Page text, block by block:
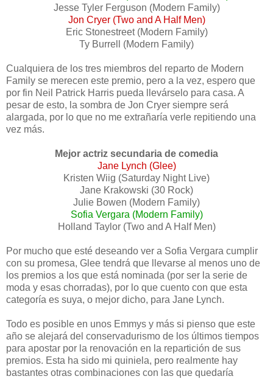
Jesse Tyler Ferguson (Modern Family)
Jon Cryer (Two and A Half Men)
Eric Stonestreet (Modern Family)
Ty Burrell (Modern Family)
Cualquiera de los tres miembros del reparto de Modern
Family se merecen este premio, pero a la vez, espero que
por fin Neil Patrick Harris pueda llevárselo para casa. A
pesar de esto, la sombra de Jon Cryer siempre será
alargada, por lo que no me extrañaría verle repitiendo una
vez más.
Mejor actriz secundaria de comedia
Jane Lynch (Glee)
Kristen Wiig (Saturday Night Live)
Jane Krakowski (30 Rock)
Julie Bowen (Modern Family)
Sofia Vergara (Modern Family)
Holland Taylor (Two and A Half Men)
Por mucho que esté deseando ver a Sofia Vergara cumplir
con su promesa, Glee tendrá que llevarse al menos uno de
los premios a los que está nominada (por ser la serie de
moda y esas chorradas), por lo que cuento con que esta
categoría es suya, o mejor dicho, para Jane Lynch.
Todo es posible en unos Emmys y más si pienso que este
año se alejará del conservadurismo de los últimos tiempos
para apostar por la renovación en la repartición de sus
premios. Esta ha sido mi quiniela, pero realmente hay
bastantes otras combinaciones con las que quedaría